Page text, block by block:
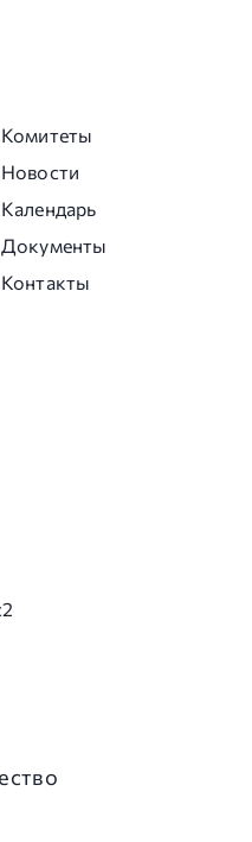
Комитеты
Новости
Календарь
Документы
Контакты